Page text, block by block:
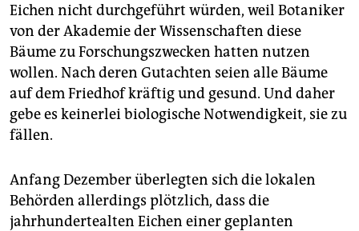
Eichen nicht durchgeführt würden, weil Botaniker
von der Akademie der Wissenschaften diese
Bäume zu Forschungszwecken hatten nutzen
wollen. Nach deren Gutachten seien alle Bäume
auf dem Friedhof kräftig und gesund. Und daher
gebe es keinerlei biologische Notwendigkeit, sie zu
fällen.
Anfang Dezember überlegten sich die lokalen
Behörden allerdings plötzlich, dass die
jahrhundertealten Eichen einer geplanten